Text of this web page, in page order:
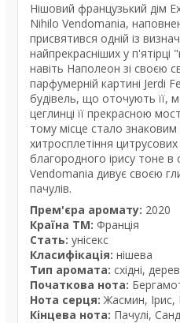
Нішовий французький дім
Nihilo Vendomania,
присвятився одній із
найпрекрасніших у
навіть Наполеон зі своєю
парфумерній картині Jerdi
будівель, що оточують її,
цеглинці її прекрасною
тому місце стало знаковим
хитросплетіння
благородного ірису тоне
Vendomania дивує своєю
пачулів.
Прем'єра аромату: 2020
Країна ТМ: Франція
Стать: унісекс
Класифікація: нішева
Тип аромата: східні,
Початкова нота:
Нота серця: Жасмин, Ірис,
Кінцева нота: Пачулі,